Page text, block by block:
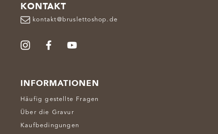
KONTAKT
kontakt@bruslettoshop.de
INFORMATIONEN
Häufig gestellte Fragen
Über die Gravur
Kaufbedingungen